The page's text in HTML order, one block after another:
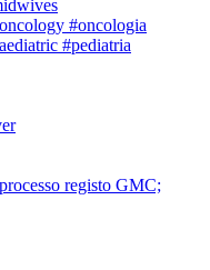
#oncologia
#pediatria
registo GMC;